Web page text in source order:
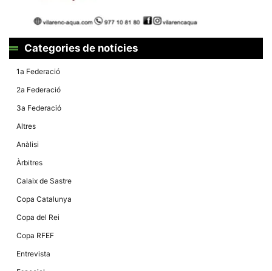
Categories de notícies
1a Federació
2a Federació
3a Federació
Altres
Anàlisi
Àrbitres
Calaix de Sastre
Copa Catalunya
Copa del Rei
Copa RFEF
Entrevista